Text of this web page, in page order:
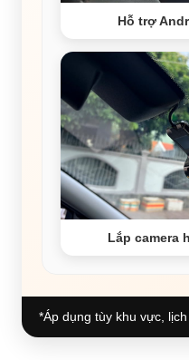
Hỗ trợ
Lắp camera
*Áp dụng tùy khu vực,